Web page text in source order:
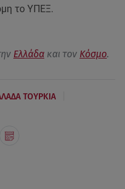
το ΥΠΕΞ.
Ελλάδα και τον Κόσμο.
ΤΟΥΡΚΙΑ